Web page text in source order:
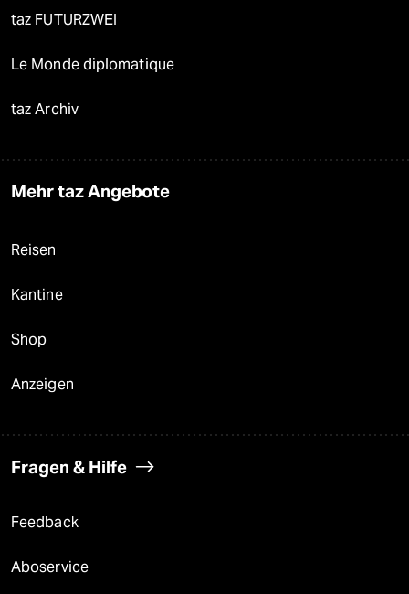
taz FUTURZWEI
Le Monde diplomatique
taz Archiv
Mehr taz Angebote
Reisen
Kantine
Shop
Anzeigen
Fragen & Hilfe
Feedback
Aboservice